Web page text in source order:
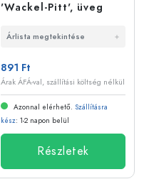
'Wackel-Pitt', üveg
Árlista megtekintése
891 Ft
Árak ÁFÁ-val, szállítási költség nélkül
Azonnal elérhető. Szállításra
kész: 1-2 napon belül
Részletek